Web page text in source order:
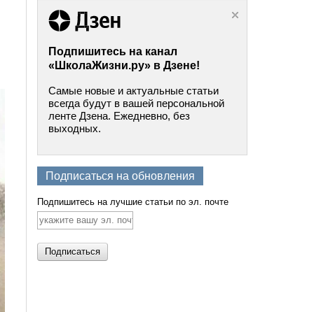
Подпишитесь на канал
«ШколаЖизни.ру» в Дзене!
Самые новые и актуальные статьи
всегда будут в вашей персональной
ленте Дзена. Ежедневно, без
выходных.
Подписаться на обновления
Подпишитесь на лучшие статьи по эл. почте